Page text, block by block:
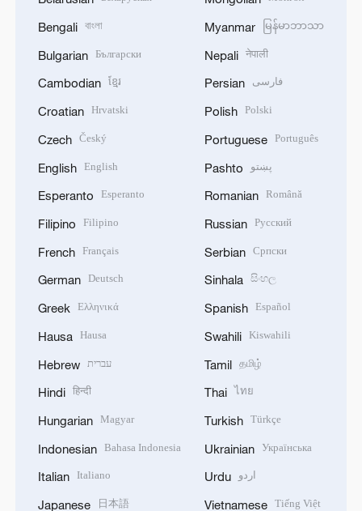
Bengali বাংলা
Bulgarian Български
Cambodian ខ្មែរ
Croatian Hrvatski
Czech Český
English English
Esperanto Esperanto
Filipino Filipino
French Français
German Deutsch
Greek Ελληνικά
Hausa Hausa
Hebrew עברית
Hindi हिन्दी
Hungarian Magyar
Indonesian Bahasa Indonesia
Italian Italiano
Japanese 日本語
Myanmar မြန်မာဘာသာ
Nepali नेपाली
Persian فارسی
Polish Polski
Portuguese Português
Pashto پښتو
Romanian Română
Russian Русский
Serbian Српски
Sinhala සිංහල
Spanish Español
Swahili Kiswahili
Tamil தமிழ்
Thai ไทย
Turkish Türkçe
Ukrainian Українська
Urdu اردو
Vietnamese Tiếng Việt